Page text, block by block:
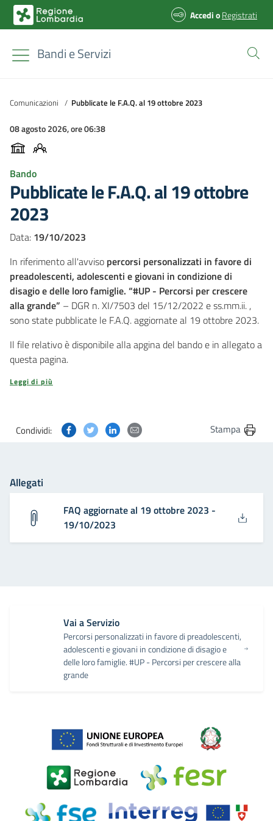
AccedioRegistrati
Bandi e Servizi
Comunicazioni / Pubblicate le F.A.Q. al 19 ottobre 2023
08 agosto 2026, ore 06:38
Bando
Pubblicate le F.A.Q. al 19 ottobre
2023
Data: 19/10/2023
In riferimento all'avviso percorsi personalizzati in favore di
preadolescenti, adolescenti e giovani in condizione di
disagio e delle loro famiglie. “#UP - Percorsi per crescere
alla grande” – DGR n. XI/7503 del 15/12/2022 e ss.mm.ii. ,
sono state pubblicate le F.A.Q. aggiornate al 19 ottobre 2023.
Il file relativo è disponibile alla apgina del bando e in allegato a
questa pagina.
Leggi di più
Condividi: Condividi questa pagina su Facebook
Condividi questa pagina su Twitter
Condividi questa pagina su Linkedin
Condividi questa pagina via
Stampa
Allegati
FAQ aggiornate al 19 ottobre 2023 -
19/10/2023
Vai a Servizio
Percorsi personalizzati in favore di preadolescenti,
adolescenti e giovani in condizione di disagio e
delle loro famiglie. #UP - Percorsi per crescere alla
grande